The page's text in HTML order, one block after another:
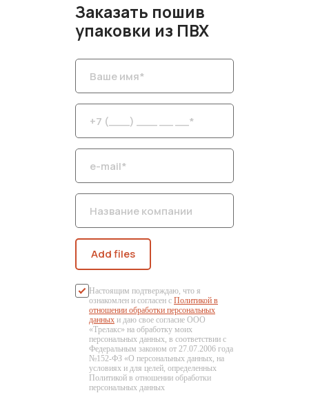
Add files
Настоящим подтверждаю, что я
ознакомлен и согласен с Политикой в
отношении обработки персональных
данных и даю свое согласие ООО
«Трелакс» на обработку моих
персональных данных, в соответствии с
Федеральным законом от 27.07.2006 года
№152-ФЗ «О персональных данных, на
условиях и для целей, определенных
Политикой в отношении обработки
персональных данных
Заказать пошив
упаковки из ПВХ